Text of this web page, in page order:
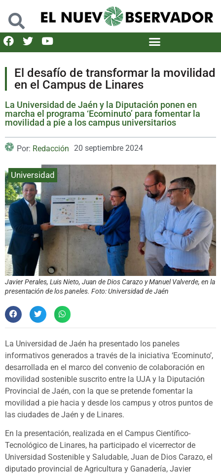
El desafío de transformar la movilidad
en el Campus de Linares
La Universidad de Jaén y la Diputación ponen en
marcha el programa ‘Ecominuto’ para fomentar la
movilidad a pie a los campus universitarios
Por: Redacción 20 septiembre 2024
Universidad
Javier Perales, Luis Nieto, Juan de Dios Carazo y Manuel Valverde, en la
presentación de los paneles. Foto: Universidad de Jaén
La Universidad de Jaén ha presentado los paneles
informativos generados a través de la iniciativa ‘Ecominuto’,
desarrollada en el marco del convenio de colaboración en
movilidad sostenible suscrito entre la UJA y la Diputación
Provincial de Jaén, con la que se pretende fomentar la
movilidad a pie hacia y desde los campus y otros puntos de
las ciudades de Jaén y de Linares.
En la presentación, realizada en el Campus Científico-
Tecnológico de Linares, ha participado el vicerrector de
Universidad Sostenible y Saludable, Juan de Dios Carazo, el
diputado provincial de Agricultura y Ganadería, Javier